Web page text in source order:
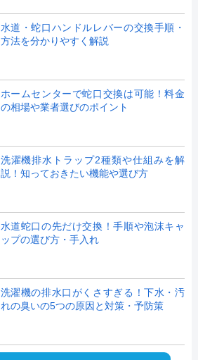
水道・蛇口ハンドルレバーの交換手順・
方法を分かりやすく解説
ホームセンターで蛇口交換は可能！料金
の相場や業者選びのポイント
洗濯機排水トラップ2種類や仕組みを解
説！知っておきたい機能や選び方
水道蛇口の先だけ交換！手順や泡沫キャ
ップの選び方・手入れ
洗濯機の排水口がくさすぎる！下水・汚
れの臭いの5つの原因と対策・予防策